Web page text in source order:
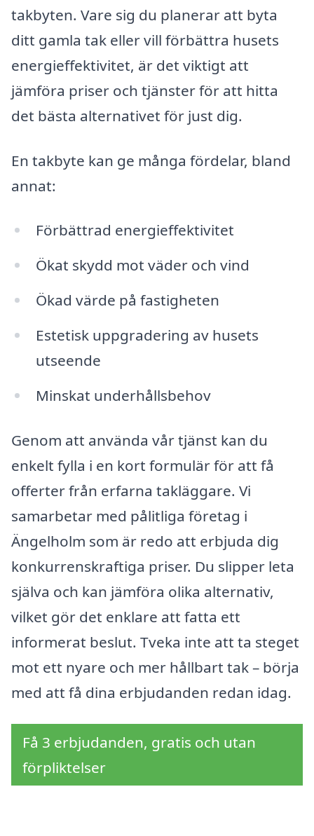
takbyten. Vare sig du planerar att byta
ditt gamla tak eller vill förbättra husets
energieffektivitet, är det viktigt att
jämföra priser och tjänster för att hitta
det bästa alternativet för just dig.
En takbyte kan ge många fördelar, bland
annat:
Förbättrad energieffektivitet
Ökat skydd mot väder och vind
Ökad värde på fastigheten
Estetisk uppgradering av husets
utseende
Minskat underhållsbehov
Genom att använda vår tjänst kan du
enkelt fylla i en kort formulär för att få
offerter från erfarna takläggare. Vi
samarbetar med pålitliga företag i
Ängelholm som är redo att erbjuda dig
konkurrenskraftiga priser. Du slipper leta
själva och kan jämföra olika alternativ,
vilket gör det enklare att fatta ett
informerat beslut. Tveka inte att ta steget
mot ett nyare och mer hållbart tak – börja
med att få dina erbjudanden redan idag.
Få 3 erbjudanden, gratis och utan
förpliktelser